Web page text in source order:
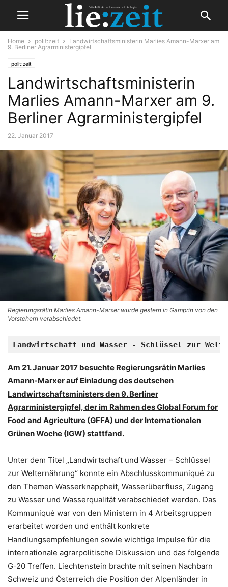
Home polit:zeit
Landwirtschaftsministerin Marlies Amann-Marxer am
9. Berliner Agrarministergipfel
polit:zeit
Landwirtschaftsministerin
Marlies Amann-Marxer am 9.
Berliner Agrarministergipfel
22. Januar 2017
Regierungsrätin Marlies Amann-Marxer wurde gestern in Gamprin von den
Vorstehern verabschiedet.
Landwirtschaft und Wasser - Schlüssel zur
Am 21. Januar 2017 besuchte Regierungsrätin Marlies
Amann-Marxer auf Einladung des deutschen
Landwirtschaftsministers den 9. Berliner
Agrarministergipfel, der im Rahmen des Global Forum for
Food and Agriculture (GFFA) und der Internationalen
Grünen Woche (IGW) stattfand.
Unter dem Titel „Landwirtschaft und Wasser – Schlüssel
zur Welternährung“ konnte ein Abschlusskommuniqué zu
den Themen Wasserknappheit, Wasserüberfluss, Zugang
zu Wasser und Wasserqualität verabschiedet werden. Das
Kommuniqué war von den Ministern in 4 Arbeitsgruppen
erarbeitet worden und enthält konkrete
Handlungsempfehlungen sowie wichtige Impulse für die
internationale agrarpolitische Diskussion und das folgende
G-20 Treffen. Liechtenstein brachte mit seinen Nachbarn
Schweiz und Österreich die Position der Alpenländer in